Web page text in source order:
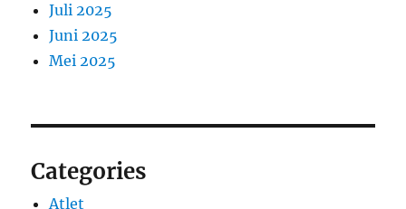
Juli 2025
Juni 2025
Mei 2025
Categories
Atlet